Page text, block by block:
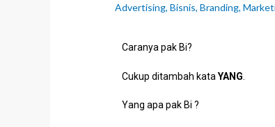
Advertising,Bisnis,Branding,
Caranya pak Bi?
Cukup ditambah kataYANG
Yang apa pak Bi ?